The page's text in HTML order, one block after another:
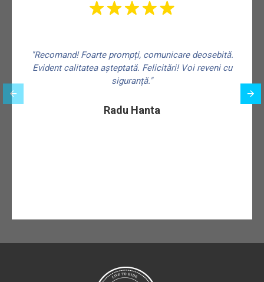
"Recomand! Foarte prompți, comunicare deosebită.
Evident calitatea așteptată. Felicitări! Voi reveni cu
siguranță."
Radu Hanta